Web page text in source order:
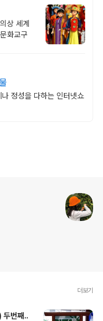
상 세계
화교구
정성을 다하는 인터넷쇼
더보기
번째..